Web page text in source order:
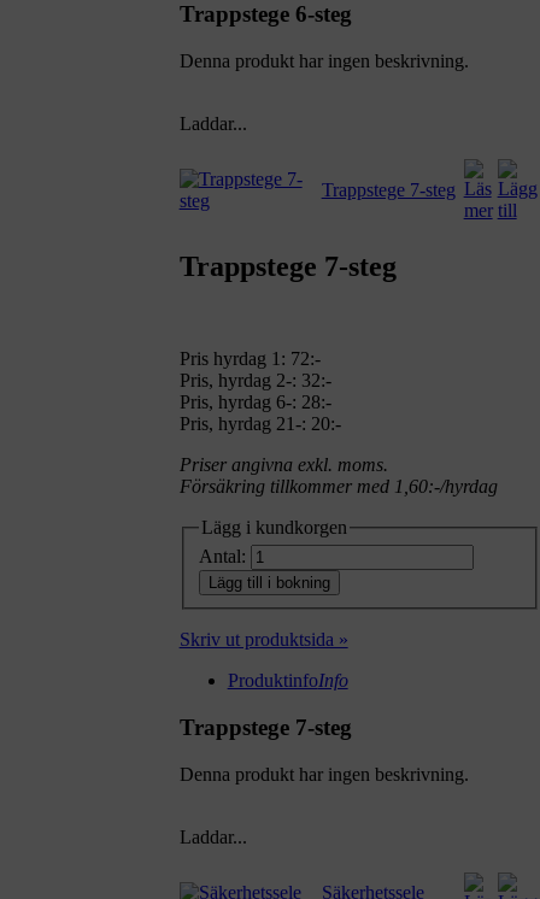
Trappstege 6-steg
Denna produkt har ingen beskrivning.
Laddar...
Trappstege 7-steg
Trappstege 7-steg
Pris hyrdag 1: 72:-
Pris, hyrdag 2-: 32:-
Pris, hyrdag 6-: 28:-
Pris, hyrdag 21-: 20:-
Priser angivna exkl. moms.
Försäkring tillkommer med 1,60:-/hyrdag
Lägg i kundkorgen
Antal:
Lägg till i bokning
Skriv ut produktsida »
ProduktinfoInfo
Trappstege 7-steg
Denna produkt har ingen beskrivning.
Laddar...
Säkerhetssele